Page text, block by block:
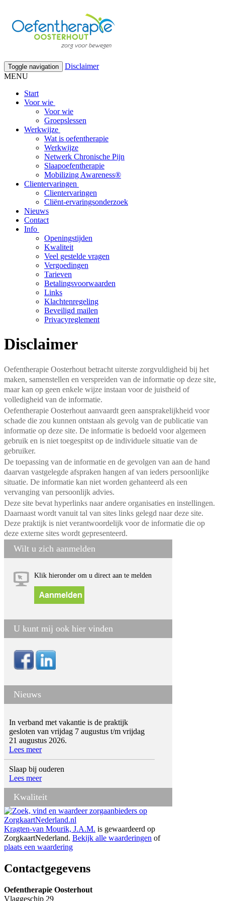
Toggle navigation
Disclaimer
MENU
Start
Voor wie
Voor wie
Groepslessen
Werkwijze
Wat is oefentherapie
Werkwijze
Netwerk Chronische Pijn
Slaapoefentherapie
Mobilizing Awareness®
Clientervaringen
Clientervaringen
Cliënt-ervaringsonderzoek
Nieuws
Contact
Info
Openingstijden
Kwaliteit
Veel gestelde vragen
Vergoedingen
Tarieven
Betalingsvoorwaarden
Links
Klachtenregeling
Beveiligd mailen
Privacyreglement
Disclaimer
Oefentherapie Oosterhout betracht uiterste zorgvuldigheid bij het
maken, samenstellen en verspreiden van de informatie op deze site,
maar kan op geen enkele wijze instaan voor de juistheid of
volledigheid van de informatie.
Oefentherapie Oosterhout aanvaardt geen aansprakelijkheid voor
schade die zou kunnen ontstaan als gevolg van de publicatie van
informatie op deze site. De informatie is bedoeld voor algemeen
gebruik en is niet toegespitst op de individuele situatie van de
gebruiker.
De toepassing van de informatie en de gevolgen van aan de hand
daarvan vastgelegde afspraken hangen af van ieders persoonlijke
situatie. De informatie kan niet worden gehanteerd als een
vervanging van persoonlijk advies.
Deze site bevat hyperlinks naar andere organisaties en instellingen.
Daarnaast wordt vanuit tal van sites links gelegd naar deze site.
Deze praktijk is niet verantwoordelijk voor de informatie die op
deze externe sites wordt gepresenteerd.
Wilt u zich aanmelden
Klik hieronder om u direct aan te melden
U kunt mij ook hier vinden
Nieuws
In verband met vakantie is de praktijk
gesloten van vrijdag 7 augustus t/m vrijdag
21 augustus 2026.
Lees meer
Slaap bij ouderen
Lees meer
Kwaliteit
Kragten-van Mourik, J.A.M. is gewaardeerd op
ZorgkaartNederland. Bekijk alle waarderingen of
plaats een waardering
Contactgegevens
Oefentherapie Oosterhout
Vlaggeschip 29